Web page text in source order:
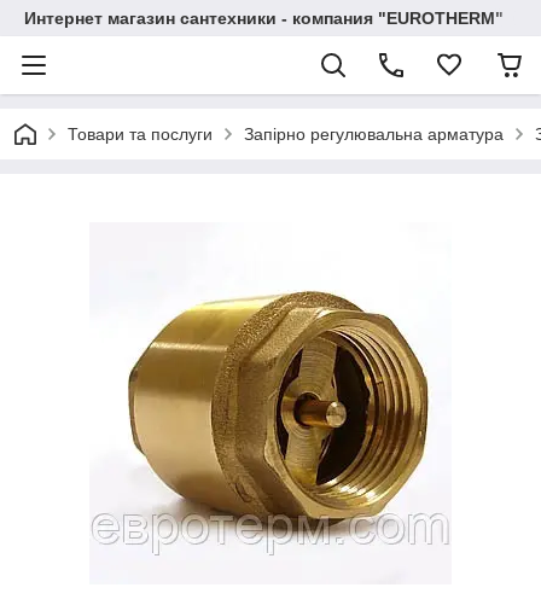
Интернет магазин сантехники - компания "EUROTHERM"
Товари та послуги Запірно регулювальна арматура